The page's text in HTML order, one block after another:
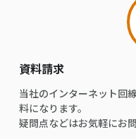
資料請求
当社のインターネット回
料になります。
疑問点などはお気軽にお